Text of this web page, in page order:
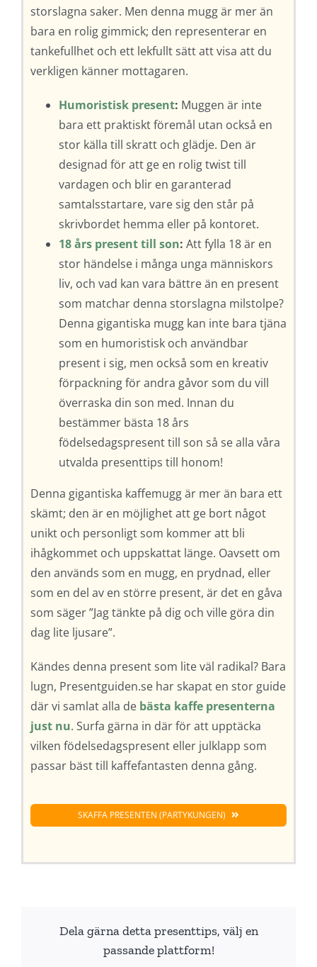
storslagna saker. Men denna mugg är mer än
bara en rolig gimmick; den representerar en
tankefullhet och ett lekfullt sätt att visa att du
verkligen känner mottagaren.
Humoristisk present: Muggen är inte
bara ett praktiskt föremål utan också en
stor källa till skratt och glädje. Den är
designad för att ge en rolig twist till
vardagen och blir en garanterad
samtalsstartare, vare sig den står på
skrivbordet hemma eller på kontoret.
18 års present till son: Att fylla 18 är en
stor händelse i många unga människors
liv, och vad kan vara bättre än en present
som matchar denna storslagna milstolpe?
Denna gigantiska mugg kan inte bara tjäna
som en humoristisk och användbar
present i sig, men också som en kreativ
förpackning för andra gåvor som du vill
överraska din son med. Innan du
bestämmer bästa 18 års
födelsedagspresent till son så se alla våra
utvalda presenttips till honom!
Denna gigantiska kaffemugg är mer än bara ett
skämt; den är en möjlighet att ge bort något
unikt och personligt som kommer att bli
ihågkommet och uppskattat länge. Oavsett om
den används som en mugg, en prydnad, eller
som en del av en större present, är det en gåva
som säger ”Jag tänkte på dig och ville göra din
dag lite ljusare”.
Kändes denna present som lite väl radikal? Bara
lugn, Presentguiden.se har skapat en stor guide
där vi samlat alla de bästa kaffe presenterna
just nu. Surfa gärna in där för att upptäcka
vilken födelsedagspresent eller julklapp som
passar bäst till kaffefantasten denna gång.
SKAFFA PRESENTEN (PARTYKUNGEN)
Dela gärna detta presenttips, välj en
passande plattform!